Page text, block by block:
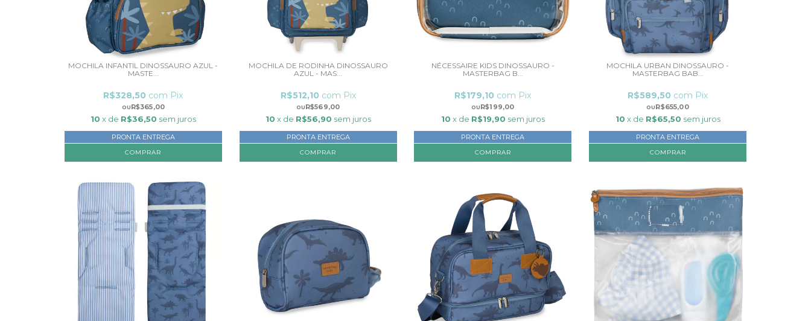
MOCHILA INFANTIL DINOSSAURO AZUL -
MASTE...
R$365,00
R$328,50 com Pix
10 x de R$36,50 sem juros
PRONTA ENTREGA
MOCHILA DE RODINHA DINOSSAURO
AZUL - MAS...
R$569,00
R$512,10 com Pix
10 x de R$56,90 sem juros
PRONTA ENTREGA
NÉCESSAIRE KIDS DINOSSAURO -
MASTERBAG B...
R$199,00
R$179,10 com Pix
10 x de R$19,90 sem juros
PRONTA ENTREGA
MOCHILA URBAN DINOSSAURO -
MASTERBAG BAB...
R$655,00
R$589,50 com Pix
10 x de R$65,50 sem juros
PRONTA ENTREGA